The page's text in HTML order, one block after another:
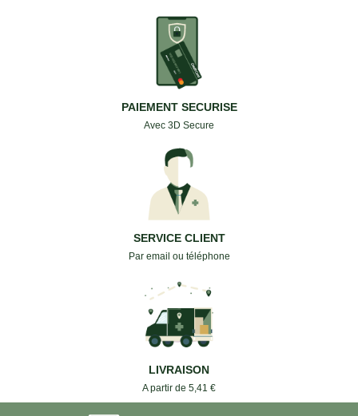
PAIEMENT SECURISE
Avec 3D Secure
SERVICE CLIENT
Par email ou téléphone
LIVRAISON
A partir de 5,41 €